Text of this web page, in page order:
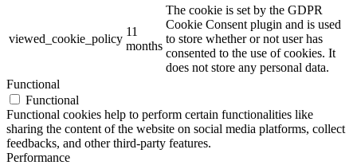
viewed_cookie_policy
11
months
The cookie is set by the GDPR
Cookie Consent plugin and is used
to store whether or not user has
consented to the use of cookies. It
does not store any personal data.
Functional
Functional
Functional cookies help to perform certain functionalities like
sharing the content of the website on social media platforms, collect
feedbacks, and other third-party features.
Performance